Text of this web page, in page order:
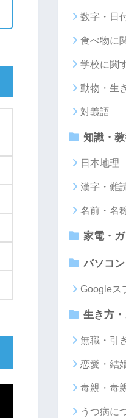
数字・日
食べ物に
学校に関
動物・生
対義語
知識・
日本地理
漢字・難
名前・名
家電・
パソコ
Googleス
生き方
無職・引
恋愛・結
毒親・毒
うつ病に